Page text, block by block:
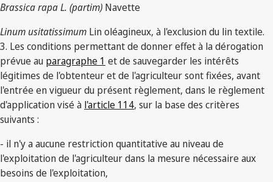
Brassica rapa L. (partim) Navette
Linum usitatissimum Lin oléagineux, à l'exclusion du lin textile.
3. Les conditions permettant de donner effet à la dérogation
prévue au paragraphe 1 et de sauvegarder les intérêts
légitimes de l'obtenteur et de l'agriculteur sont fixées, avant
l'entrée en vigueur du présent règlement, dans le règlement
d'application visé à l'article 114, sur la base des critères
suivants :
- il n'y a aucune restriction quantitative au niveau de
l'exploitation de l'agriculteur dans la mesure nécessaire aux
besoins de l'exploitation,